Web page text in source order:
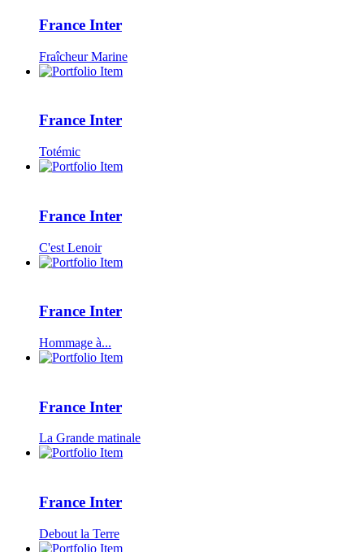
France Inter
Fraîcheur Marine
France Inter
Totémic
France Inter
C'est Lenoir
France Inter
Hommage à...
France Inter
La Grande matinale
France Inter
Debout la Terre